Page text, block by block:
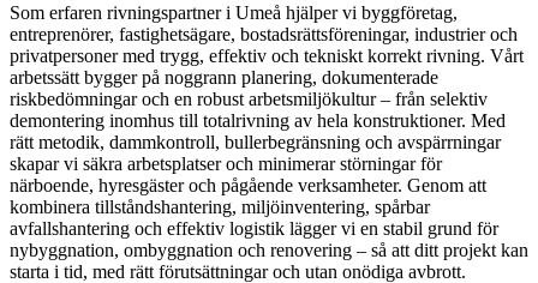
Som erfaren rivningspartner i Umeå hjälper vi byggföretag,
entreprenörer, fastighetsägare, bostadsrättsföreningar, industrier och
privatpersoner med trygg, effektiv och tekniskt korrekt rivning. Vårt
arbetssätt bygger på noggrann planering, dokumenterade
riskbedömningar och en robust arbetsmiljökultur – från selektiv
demontering inomhus till totalrivning av hela konstruktioner. Med
rätt metodik, dammkontroll, bullerbegränsning och avspärrningar
skapar vi säkra arbetsplatser och minimerar störningar för
närboende, hyresgäster och pågående verksamheter. Genom att
kombinera tillståndshantering, miljöinventering, spårbar
avfallshantering och effektiv logistik lägger vi en stabil grund för
nybyggnation, ombyggnation och renovering – så att ditt projekt kan
starta i tid, med rätt förutsättningar och utan onödiga avbrott.